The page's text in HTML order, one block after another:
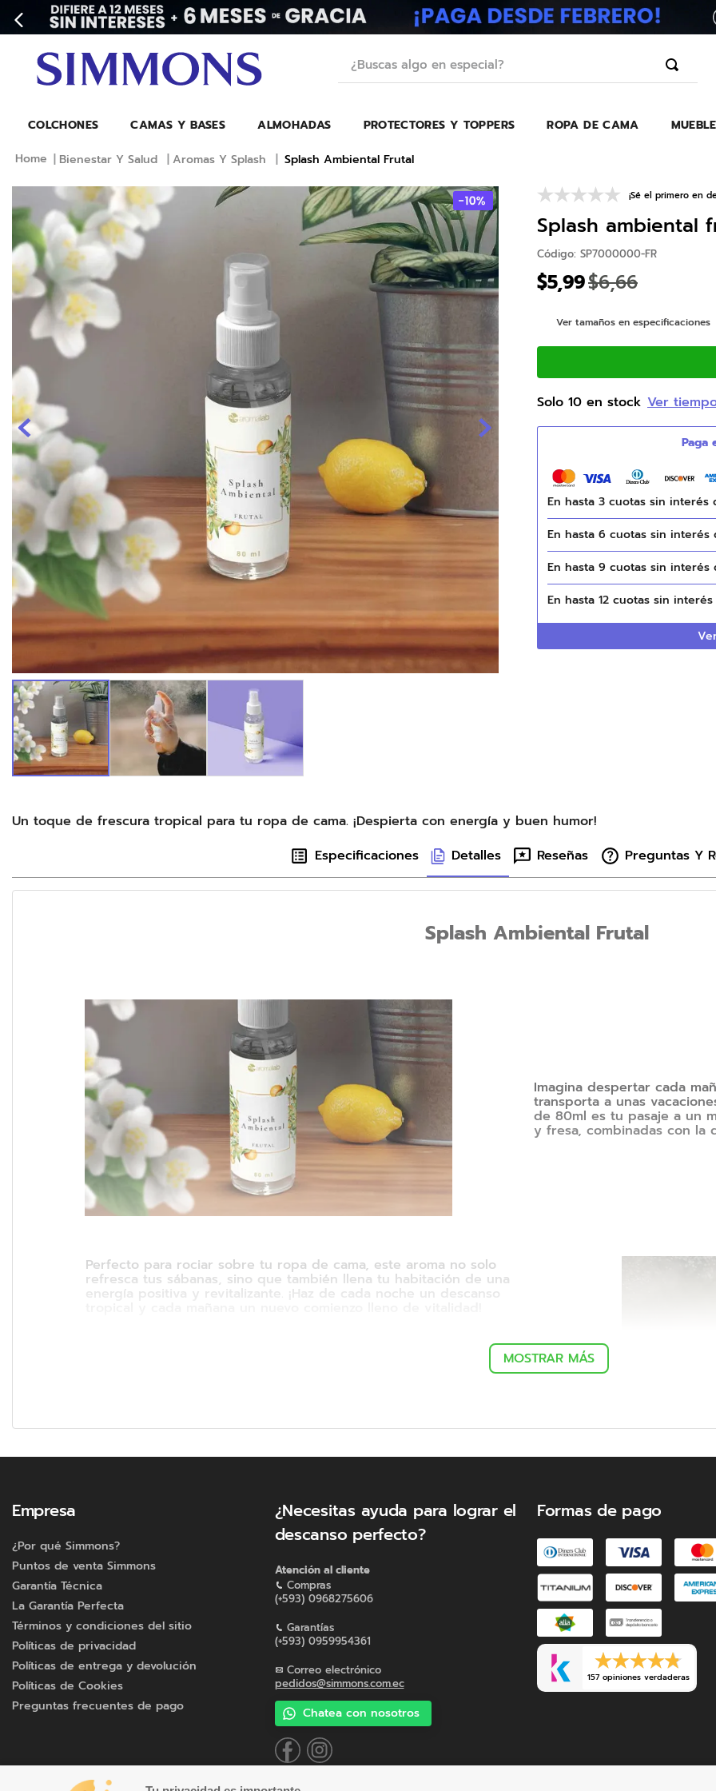
COLCHONES CAMAS Y BASES ALMOHADAS PROTECTORES Y TOPPERS ROPA DE CAMA
Bienestar Y Salud Aromas Y Splash Splash Ambiental Frutal
¡Sé el primero en
Splash ambiental
Código: SP7000000-FR
$5,99$6,66
Ver tamaños en especificaciones
Solo 10 en stock Ver
En hasta 3 cuotas sin interés
En hasta 6 cuotas sin interés
En hasta 9 cuotas sin interés
En hasta 12 cuotas sin interés
Un toque de frescura tropical para tu ropa de cama. ¡Despierta con energía y buen humor!
Especificaciones
Detalles Reseñas Preguntas Y
Splash Ambiental Frutal
Imagina despertar cada
transporta a unas
de 80ml es tu pasaje a un
y fresa, combinadas con la
Perfecto para rociar sobre tu ropa de cama, este aroma no solo
refresca tus sábanas, sino que también llena tu habitación de una
energía positiva y revitalizante. ¡Haz de cada noche un descanso
MOSTRAR MÁS
Empresa
¿Por qué Simmons?
Puntos de venta Simmons
Garantía Técnica
La Garantía Perfecta
Términos y condiciones del sitio
Políticas de privacidad
Políticas de entrega y devolución
Políticas de Cookies
Preguntas frecuentes de pago
¿Necesitas ayuda para lograr el
descanso perfecto?
Atención al cliente
Compras
(+593) 0968275606
Garantías
(+593) 0959954361
Correo electrónico
pedidos@simmons.com.ec
Chatea con nosotros
Formas de pago
157 opiniones verdaderas
TÉRMINOS MÁS BUSCADOS
1.
erica
2.
almohada
3.
colchon
4.
harmony
base
beautyrest
sofa cama
almohadas
natasha
camas